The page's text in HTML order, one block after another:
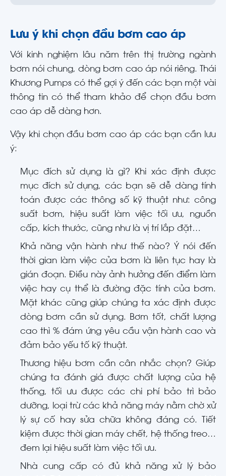
Lưu ý khi chọn đầu bơm cao áp
Với kinh nghiệm lâu năm trên thị trường ngành
bơm nói chung, dòng bơm cao áp nói riêng. Thái
Khương Pumps có thể gợi ý đến các bạn một vài
thông tin có thể tham khảo để chọn đầu bơm
cao áp dễ dàng hơn.
Vậy khi chọn đầu bơm cao áp các bạn cần lưu
ý:
Mục đích sử dụng là gì? Khi xác định được
mục đích sử dụng, các bạn sẽ dễ dàng tính
toán được các thông số kỹ thuật như: công
suất bơm, hiệu suất làm việc tối ưu, nguồn
cấp, kích thước, cũng như là vị trí lắp đặt…
Khả năng vận hành như thế nào? Ý nói đến
thời gian làm việc của bơm là liên tục hay là
gián đoạn. Điều này ảnh hưởng đến điểm làm
việc hay cụ thể là đường đặc tính của bơm.
Mặt khác cũng giúp chúng ta xác định được
dòng bơm cần sử dụng. Bơm tốt, chất lượng
cao thì % đám ứng yêu cầu vận hành cao và
đảm bảo yếu tố kỹ thuật.
Thương hiệu bơm cần cân nhắc chọn? Giúp
chúng ta đánh giá được chất lượng của hệ
thống, tối ưu được các chi phí bảo trì bảo
dưỡng, loại trừ các khả năng máy nằm chờ xử
lý sự cố hay sửa chữa không đáng có. Tiết
kiệm được thời gian máy chết, hệ thống treo…
đem lại hiệu suất làm việc tối ưu.
Nhà cung cấp có đủ khả năng xử lý bảo